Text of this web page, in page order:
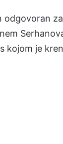
odgovoran
kojom je